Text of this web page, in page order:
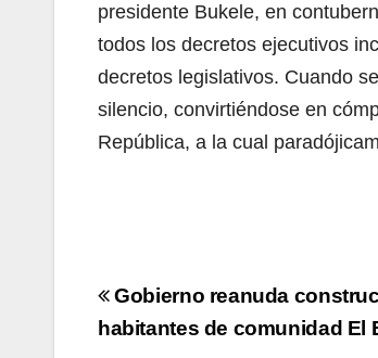
presidente Bukele, en
todos los decretos ejecutivos
decretos legislativos. Cuando
silencio, convirtiéndose en
República, a la cual
Navegación
de
Gobierno reanuda
habitantes de comunidad El